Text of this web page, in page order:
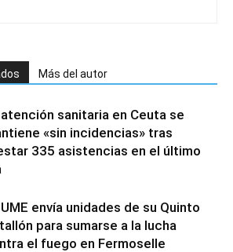
Más del autor
atención sanitaria en Ceuta se
«sin incidencias» tras
335 asistencias en el último
envía unidades de su Quinto
para sumarse a la lucha
el fuego en Fermoselle